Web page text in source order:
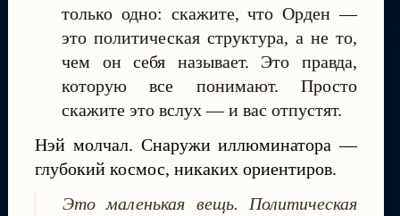
только одно: скажите, что Орден —
это политическая структура, а не то,
чем он себя называет. Это правда,
которую все понимают. Просто
скажите это вслух — и вас отпустят.
Нэй молчал. Снаружи иллюминатора —
глубокий космос, никаких ориентиров.
Это маленькая вещь. Политическая